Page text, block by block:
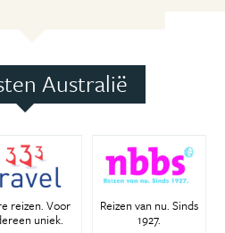
Australië
reizen. Voor
uniek.
Reizen van nu. Sinds
1927.